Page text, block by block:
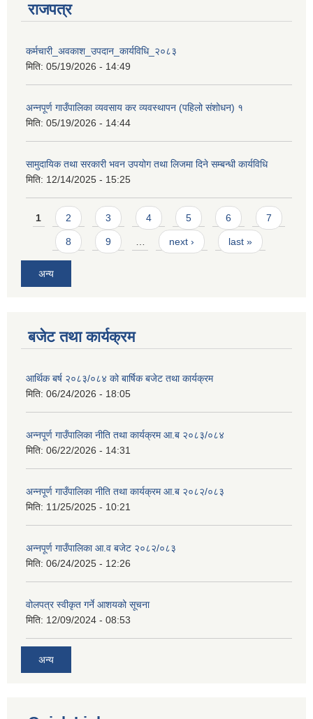
राजपत्र
कर्मचारी_अवकाश_उपदान_कार्यविधि_२०८३
मिति: 05/19/2026 - 14:49
अन्नपूर्ण गाउँपालिका व्यवसाय कर व्यवस्थापन (पहिलो संशोधन) १
मिति: 05/19/2026 - 14:44
सामुदायिक तथा सरकारी भवन उपयोग तथा लिजमा दिने सम्बन्धी कार्यविधि
मिति: 12/14/2025 - 15:25
Pages
1 2 3 4 5 6 7
8 9 next › last »
अन्य
बजेट तथा कार्यक्रम
आर्थिक बर्ष २०८३/०८४ को बार्षिक बजेट तथा कार्यक्रम
मिति: 06/24/2026 - 18:05
अन्नपूर्ण गाउँपालिका नीति तथा कार्यक्रम आ.ब २०८३/०८४
मिति: 06/22/2026 - 14:31
अन्नपूर्ण गाउँपालिका नीति तथा कार्यक्रम आ.ब २०८२/०८३
मिति: 11/25/2025 - 10:21
अन्नपूर्ण गाउँपालिका आ.व बजेट २०८२/०८३
मिति: 06/24/2025 - 12:26
वोलपत्र स्वीकृत गर्ने आशयको सूचना
मिति: 12/09/2024 - 08:53
अन्य